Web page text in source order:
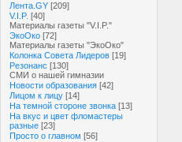
Лента.GY [209]
V.I.P. [40]
Материалы газеты "V.I.P."
ЭкоОко [72]
Материалы газеты "ЭкоОко"
Колонка Совета Лидеров [19]
Резонанс [130]
СМИ о нашей гимназии
Новости образования [42]
Лицом к лицу [14]
На темной стороне звонка [13]
На вкус и цвет фломастеры
разные [23]
Просто о главном [56]